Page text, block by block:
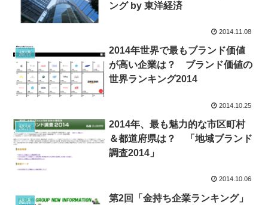
ング by 東洋経済
2014.11.08
経済
2014年世界で最もブランド価値
が高い企業は？ ブランド価値の
世界ランキング2014
2014.10.25
経済
2014年、最も魅力的な市区町村
＆都道府県は？ 「地域ブランド
調査2014」
2014.10.06
経済
第2回「金持ち企業ランキング」